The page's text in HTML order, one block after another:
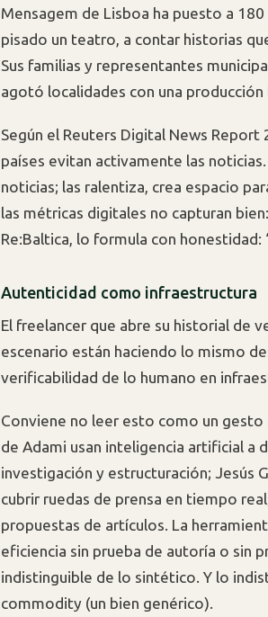
Mensagem de Lisboa ha puesto a
pisado un teatro, a contar historias
Sus familias y representantes
agotó localidades con una
Según el Reuters Digital News Report
países evitan activamente las
noticias; las ralentiza, crea espacio
las métricas digitales no capturan
Re:Baltica, lo formula con
Autenticidad como infraestructura
El freelancer que abre su historial de
escenario están haciendo lo mismo
verificabilidad de lo humano en
Conviene no leer esto como un
de Adami usan inteligencia artificial a
investigación y estructuración; Jesús
cubrir ruedas de prensa en tiempo
propuestas de artículos. La
eficiencia sin prueba de autoría o sin
indistinguible de lo sintético. Y lo
commodity (un bien genérico).